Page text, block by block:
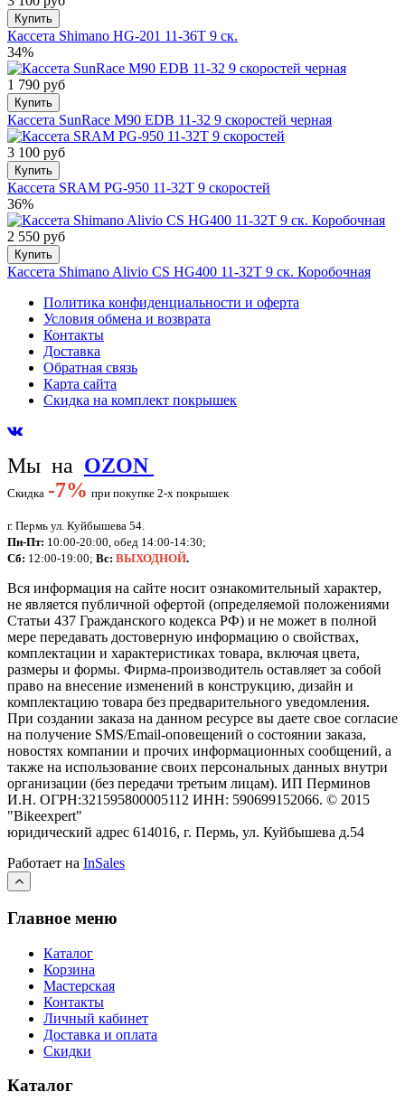
Купить
Кассета Shimano HG-201 11-36Т 9 ск.
34%
1 790 руб
Купить
Кассета SunRace M90 EDB 11-32 9 скоростей черная
3 100 руб
Купить
Кассета SRAM PG-950 11-32Т 9 скоростей
36%
2 550 руб
Купить
Кассета Shimano Alivio CS HG400 11-32Т 9 ск. Коробочная
Политика конфиденциальности и оферта
Условия обмена и возврата
Контакты
Доставка
Обратная связь
Карта сайта
Скидка на комплект покрышек
Мы на OZON
Скидка -7% при покупке 2-х покрышек
г. Пермь ул. Куйбышева 54.
Пн-Пт: 10:00-20:00, обед 14:00-14:30;
Сб: 12:00-19:00; Вс: ВЫХОДНОЙ.
Вся информация на сайте носит ознакомительный характер,
не является публичной офертой (определяемой положениями
Статьи 437 Гражданского кодекса РФ) и не может в полной
мере передавать достоверную информацию о свойствах,
комплектации и характеристиках товара, включая цвета,
размеры и формы. Фирма-производитель оставляет за собой
право на внесение изменений в конструкцию, дизайн и
комплектацию товара без предварительного уведомления.
При создании заказа на данном ресурсе вы даете свое согласие
на получение SMS/Email-оповещений о состоянии заказа,
новостях компании и прочих информационных сообщений, а
также на использование своих персональных данных внутри
организации (без передачи третьим лицам). ИП Перминов
И.Н. ОГРН:321595800005112 ИНН: 590699152066. © 2015
"Bikeexpert"
юридический адрес 614016, г. Пермь, ул. Куйбышева д.54
Работает на InSales
Главное меню
Каталог
Корзина
Мастерская
Контакты
Личный кабинет
Доставка и оплата
Скидки
Каталог